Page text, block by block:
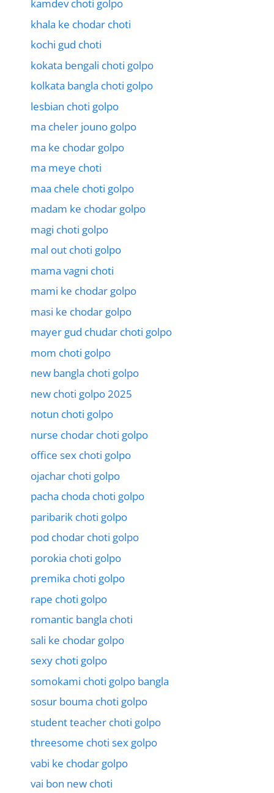
kamdev choti golpo
khala ke chodar choti
kochi gud choti
kokata bengali choti golpo
kolkata bangla choti golpo
lesbian choti golpo
ma cheler jouno golpo
ma ke chodar golpo
ma meye choti
maa chele choti golpo
madam ke chodar golpo
magi choti golpo
mal out choti golpo
mama vagni choti
mami ke chodar golpo
masi ke chodar golpo
mayer gud chudar choti golpo
mom choti golpo
new bangla choti golpo
new choti golpo 2025
notun choti golpo
nurse chodar choti golpo
office sex choti golpo
ojachar choti golpo
pacha choda choti golpo
paribarik choti golpo
pod chodar choti golpo
porokia choti golpo
premika choti golpo
rape choti golpo
romantic bangla choti
sali ke chodar golpo
sexy choti golpo
somokami choti golpo bangla
sosur bouma choti golpo
student teacher choti golpo
threesome choti sex golpo
vabi ke chodar golpo
vai bon new choti